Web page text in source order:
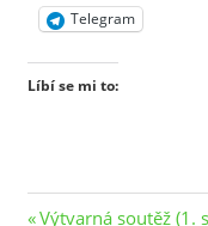
Telegram
Líbí se mi to:
Previous
Výtvarná soutěž (1.